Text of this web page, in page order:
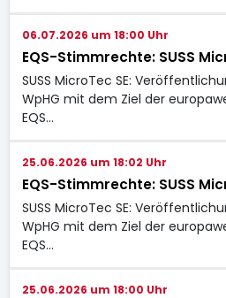
06.07.2026 um 18:00 Uhr
EQS-Stimmrechte: SUSS
SUSS MicroTec SE:
WpHG mit dem Ziel der
EQS…
25.06.2026 um 18:02 Uhr
EQS-Stimmrechte: SUSS
SUSS MicroTec SE:
WpHG mit dem Ziel der
EQS…
25.06.2026 um 18:00 Uhr